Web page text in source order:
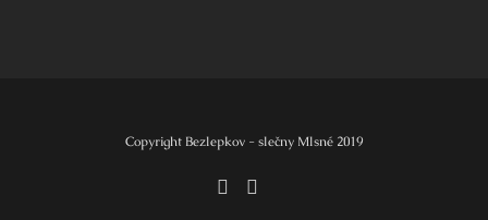
Copyright Bezlepkov - slečny Mlsné 2019